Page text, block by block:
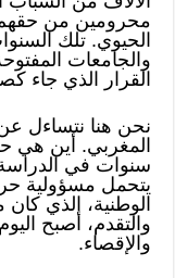
محرومين من
الحيوي. تلك
والجامعات
القرار الذي جاء
نحن هنا نتساءل
المغربي. أين هي
سنوات في
يتحمل مسؤولية
الوطنية، الذي
والتقدم، أصبح
والإقصاء.